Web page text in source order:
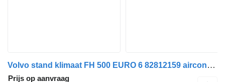
Volvo stand klimaat FH 500 EURO 6 82812159 airconditioner compressor voor vrachtwagen
Prijs op aanvraag